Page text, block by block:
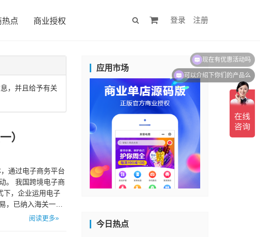
热点 商业授权 登录 注册
，并且给予有关
）
通过电子商务平台
。 我国跨境电子商
下，企业运用电子
，已纳入海关一般
阅读更多»
应用市场
今日热点
可以介绍下你们的产品么
现在有优惠活动吗